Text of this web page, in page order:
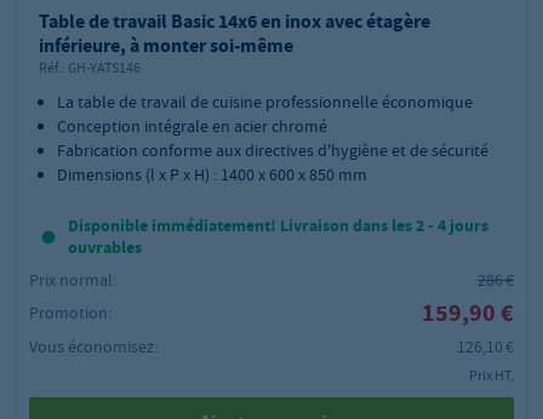
Table de travail Basic 14x6 en inox avec étagère
inférieure, à monter soi-même
Réf.: GH-YATS146
La table de travail de cuisine professionnelle économique
Conception intégrale en acier chromé
Fabrication conforme aux directives d'hygiène et de sécurité
Dimensions (l x P x H) : 1400 x 600 x 850 mm
Disponible immédiatement! Livraison dans les 2 - 4 jours
ouvrables
Prix normal:
286 €
Promotion:
159,90 €
Vous économisez: 126,10 €
Prix HT,